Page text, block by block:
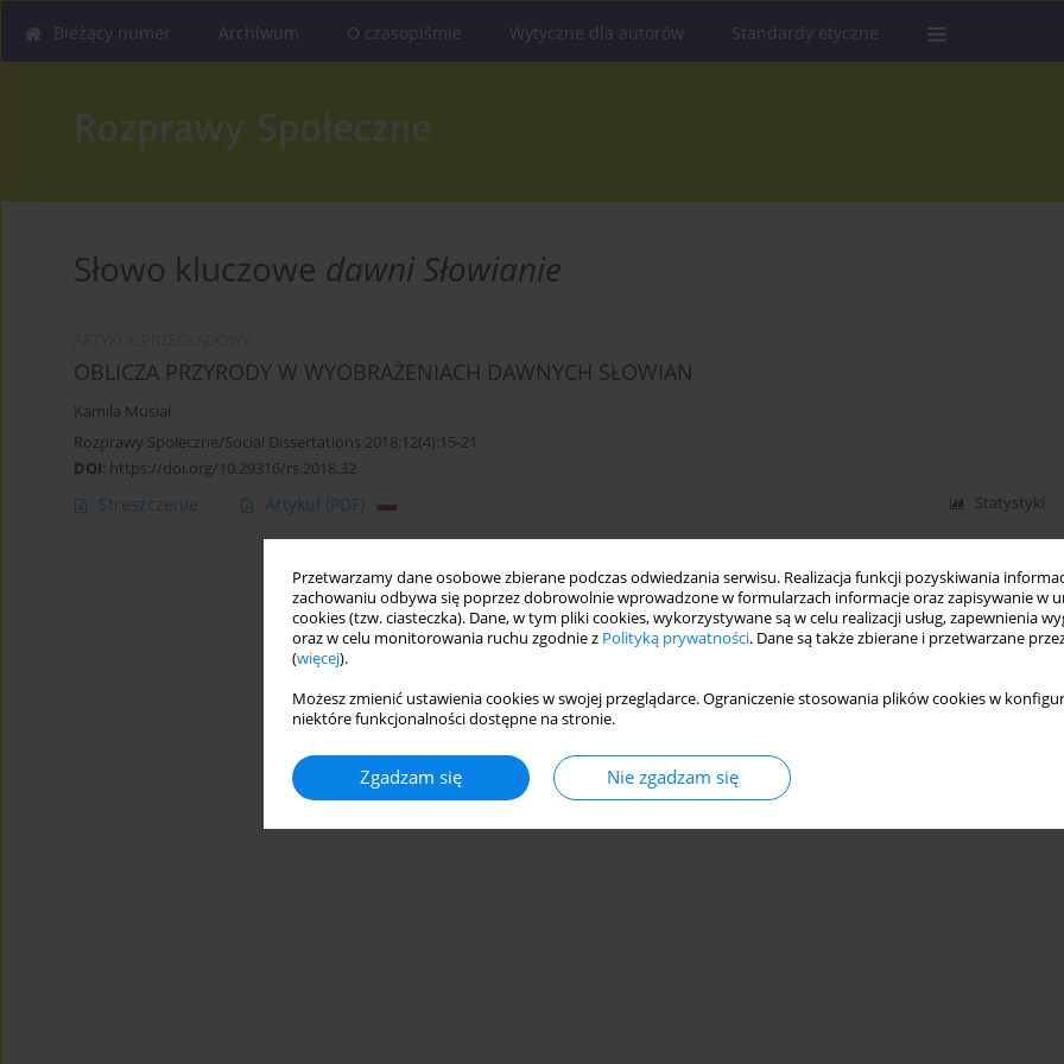
Przetwarzamy dane osobowe zbierane podczas odwiedzania serwisu. Realizacja funkcji pozyskiwania
zachowaniu odbywa się poprzez dobrowolnie wprowadzone w formularzach informacje oraz zapisywanie w
cookies (tzw. ciasteczka). Dane, w tym pliki cookies, wykorzystywane są w celu realizacji usług, zapewnienia
oraz w celu monitorowania ruchu zgodnie z Polityką prywatności. Dane są także zbierane i przetwarzane
(więcej).
Możesz zmienić ustawienia cookies w swojej przeglądarce. Ograniczenie stosowania plików cookies w
niektóre funkcjonalności dostępne na stronie.
Zgadzam się Nie zgadzam się
Bieżący numer Archiwum O czasopiśmie Wytyczne dla autorów Standardy etyczne
Słowo kluczowe dawni Słowianie
OBLICZA PRZYRODY W WYOBRAŻENIACH DAWNYCH SŁOWIAN
Kamila Musiał
Rozprawy Społeczne/Social Dissertations 2018;12(4):15-21
DOI: https://doi.org/10.29316/rs.2018.32
Streszczenie Artykuł (PDF) Statystyki